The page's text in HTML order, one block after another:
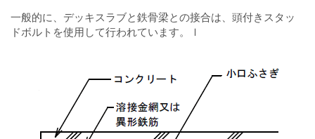
一般的に、デッキスラブと鉄骨梁との接合は、頭付きスタッ
ドボルトを使用して行われています。ｌ